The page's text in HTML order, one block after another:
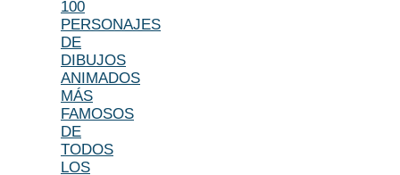
100
PERSONAJES
DE
DIBUJOS
ANIMADOS
MÁS
FAMOSOS
DE
TODOS
LOS